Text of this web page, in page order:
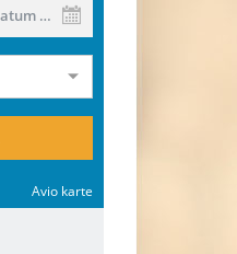
Datum do
Avio karte